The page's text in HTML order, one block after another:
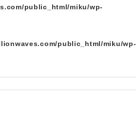
public_html/miku/wp-
public_html/miku/wp-